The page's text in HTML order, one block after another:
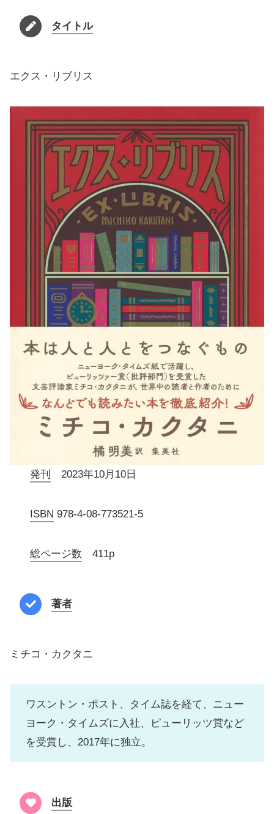
タイトル
エクス・リブリス
発刊 2023年10月10日
ISBN 978-4-08-773521-5
総ページ数 411p
著者
ミチコ・カクタニ
ワスントン・ポスト、タイム誌を経て、ニュー
ヨーク・タイムズに入社、ピューリッツ賞など
を受賞し、2017年に独立。
出版